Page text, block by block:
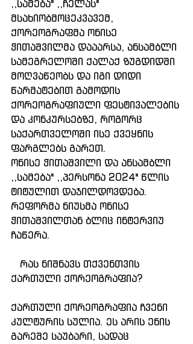
,,სამება" ,,ჩელას"
მსახიობმოცეკვავემ,
ქორეოგრაფმა ონისე
ჭითაშვილმა დააარსა, ანსამბლი
სამეგრელოში ქალაქ ზუგდიდში
მოღვაწეობს და იგი დიდი
წარმატებით გამოდის
ქორეოგრაფიული ფესტივალების
და კონკურსებზე, როგორც
საქართველოში ისე ქვეყნის
ფარგლებს გარეთ.
ონისე ჭითაშვილი და ანსამბლი
,,სამება" ,,პერსონა 2024" წლის
ტიტულით დაჯილდოვდება.
რეფორმა ნიუსმა ონისე
ჭითაშვილთან ბლიც ინტერვიუ
ჩაწერა.
ქართული ქორეოგრაფია?
ქართული ქორეოგრაფია ჩვენი
კულტურის სულია. ეს არის ენის
გარეშე საუბარი, სადაც